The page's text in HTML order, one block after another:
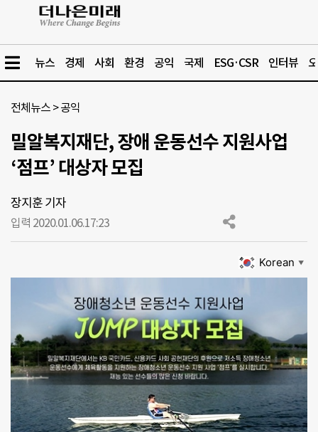
뉴스 경제 사회 환경 공익 국제 ESG·CSR 인터뷰
전체뉴스 >공익
밀알복지재단, 장애 운동선수 지원사업
‘점프’ 대상자 모집
장지훈 기자
입력 2020.01.06.17:23
Korean ▼